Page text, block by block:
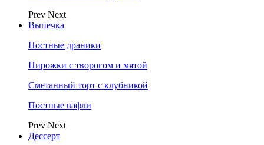
Prev Next
Выпечка
Постные драники
Пирожки с творогом и мятой
Сметанный торт с клубникой
Постные вафли
Prev Next
Дессерт